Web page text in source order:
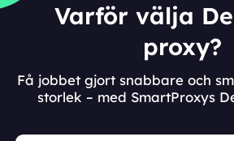
Varför välja
proxy?
Få jobbet gjort snabbare och
storlek – med SmartProxys